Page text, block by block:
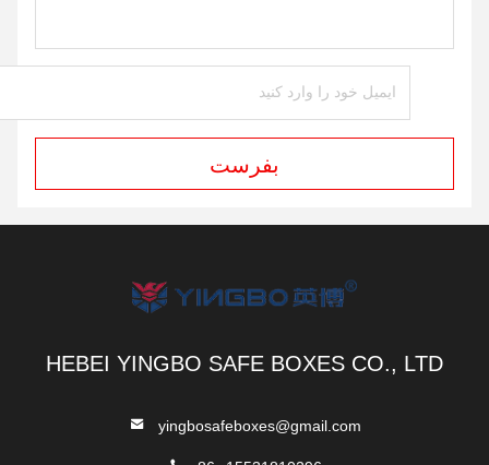
HEBEI YINGBO SAFE BOXES CO., LTD